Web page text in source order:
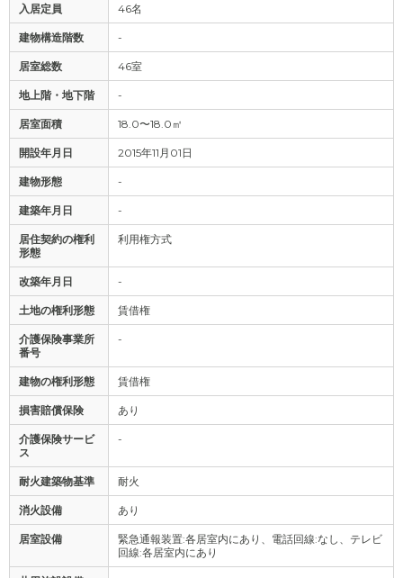
入居定員 46名
建物構造階数 -
居室総数 46室
地上階・地下階 -
居室面積 18.0〜18.0㎡
開設年月日 2015年11月01日
建物形態 -
建築年月日 -
居住契約の権利
形態
利用権方式
改築年月日 -
土地の権利形態 賃借権
介護保険事業所
番号
-
建物の権利形態 賃借権
損害賠償保険 あり
介護保険サービ
ス
-
耐火建築物基準 耐火
消火設備 あり
居室設備
緊急通報装置:各居室内にあり、電話回線:なし、テレビ
回線:各居室内にあり